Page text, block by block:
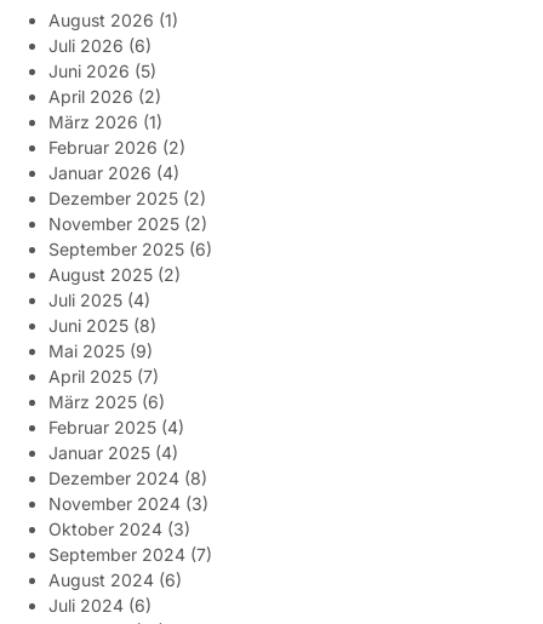
August 2026 (1)
Juli 2026 (6)
Juni 2026 (5)
April 2026 (2)
März 2026 (1)
Februar 2026 (2)
Januar 2026 (4)
Dezember 2025 (2)
November 2025 (2)
September 2025 (6)
August 2025 (2)
Juli 2025 (4)
Juni 2025 (8)
Mai 2025 (9)
April 2025 (7)
März 2025 (6)
Februar 2025 (4)
Januar 2025 (4)
Dezember 2024 (8)
November 2024 (3)
Oktober 2024 (3)
September 2024 (7)
August 2024 (6)
Juli 2024 (6)